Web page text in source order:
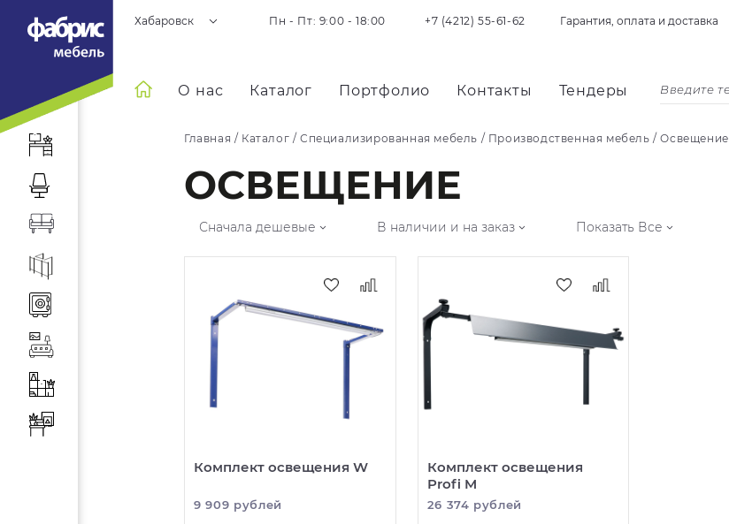
Хабаровск Пн - Пт: 9:00 - 18:00 +7 (4212) 55-61-62 Гарантия, оплата и доставка
О нас Каталог Портфолио Контакты Тендеры
Главная / Каталог /Специализированная мебель / Производственная мебель /Освещение
ОСВЕЩЕНИЕ
Сначала дешевые В наличии и на заказ Показать Все
Комплект освещения W
9 909 рублей
Комплект освещения
Profi M
26 374 рублей